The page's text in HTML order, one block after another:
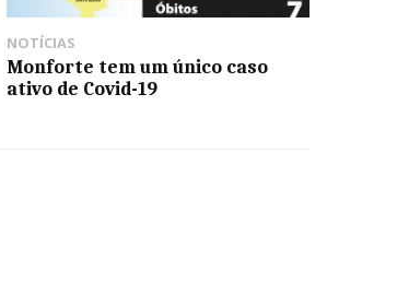
NOTÍCIAS
Monforte tem um único caso
ativo de Covid-19